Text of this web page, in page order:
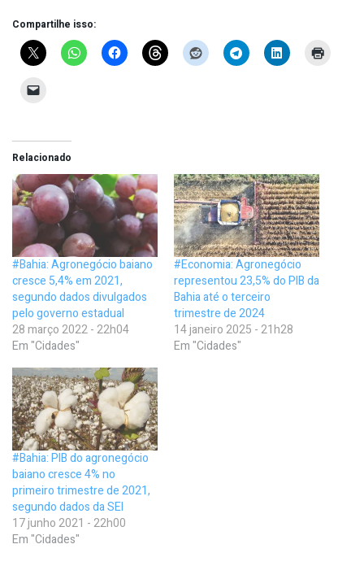
Compartilhe isso:
Relacionado
#Bahia: Agronegócio baiano
cresce 5,4% em 2021,
segundo dados divulgados
pelo governo estadual
28 março 2022 - 22h04
Em "Cidades"
#Economia: Agronegócio
representou 23,5% do PIB da
Bahia até o terceiro
trimestre de 2024
14 janeiro 2025 - 21h28
Em "Cidades"
#Bahia: PIB do agronegócio
baiano cresce 4% no
primeiro trimestre de 2021,
segundo dados da SEI
17 junho 2021 - 22h00
Em "Cidades"